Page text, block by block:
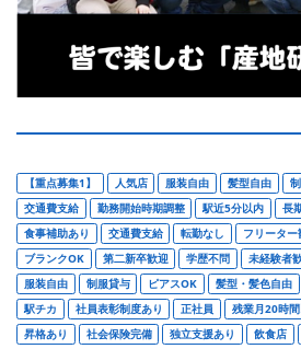
【重点募集1】 人気店 服装自由 髪型自由
交通費支給
勤務開始時期調整 駅近5分以内 長
食事補助あり
交通費支給 転勤なし フリーター
ブランクOK
第二新卒歓迎 学歴不問 未経験者
服装自由
制服貸与 ピアスOK 髪型・髪色自由
駅チカ
社員表彰制度あり 正社員 残業月20時
昇格あり
社会保険完備 独立支援あり 飲食店